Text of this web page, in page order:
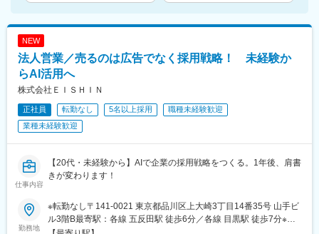
NEW
法人営業／売るのは広告でなく採用戦略！ 未経験か
らAI活用へ
株式会社ＥＩＳＨＩＮ
正社員 転勤なし 5名以上採用
職種未経験歓迎
業種未経験歓迎
仕事内容
【20代・未経験から】AIで企業の採用戦略をつくる。1年後、肩書
きが変わります！
勤務地
※転勤なし〒141-0021 東京都品川区上大崎3丁目14番35号 山手ビ
ル3階B最寄駅：各線 五反田駅 徒歩6分／各線 目黒駅 徒歩7分※状
況に応じてリモートワークOK※自転車通勤OK※受動喫煙防止対